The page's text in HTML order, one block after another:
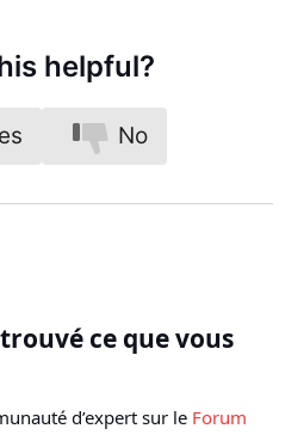
helpful?
No
ce que vous
d’expert sur le Forum